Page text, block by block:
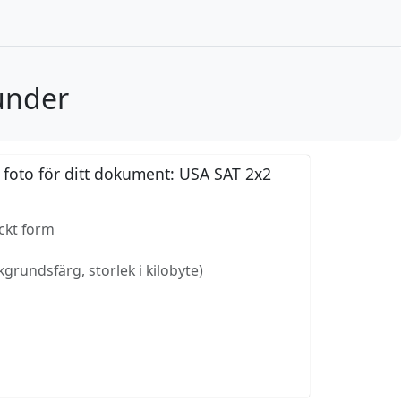
för ditt dokument: USA SAT 2x2
form
storlek i kilobyte)